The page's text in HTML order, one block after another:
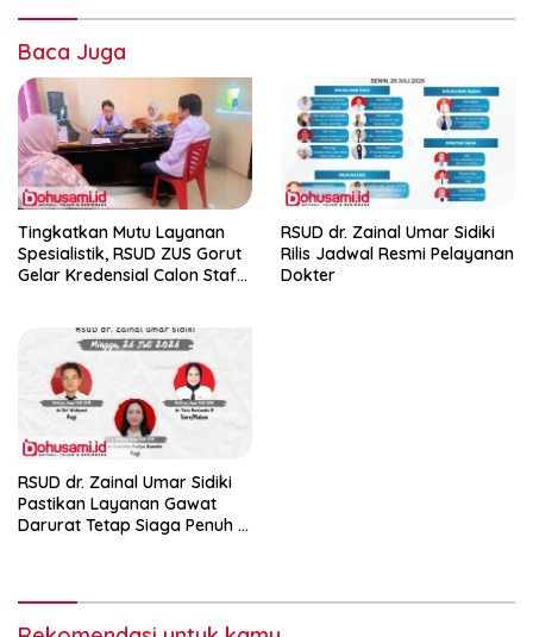
Baca Juga
Tingkatkan Mutu Layanan
Spesialistik, RSUD ZUS Gorut
Gelar Kredensial Calon Staf
RSUD dr. Zainal Umar Sidiki
Rilis Jadwal Resmi Pelayanan
Dokter
RSUD dr. Zainal Umar Sidiki
Pastikan Layanan Gawat
Darurat Tetap Siaga Penuh di